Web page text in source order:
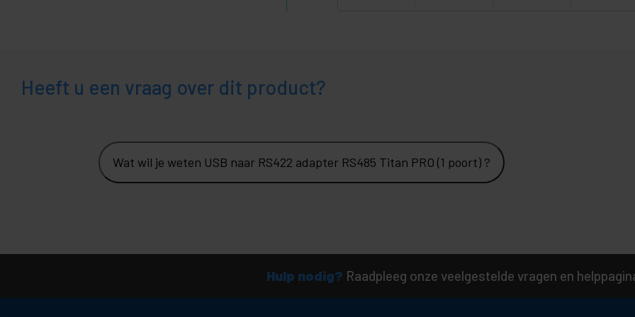
Heeft u een vraag over dit product?
Wat wil je weten USB naar RS422 adapter RS485 Titan PRO (1 poort) ?
Hulp nodig? Raadpleeg onze veelgestelde vragen en